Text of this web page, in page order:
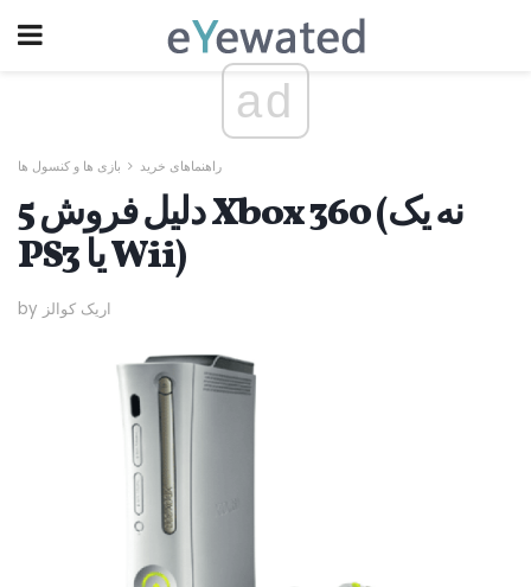
ad
راهنماهای خرید بازی ها و کنسول ها
5 دلیل فروش Xbox 360 (نه یک
PS3 یا Wii)
by اریک کوالز